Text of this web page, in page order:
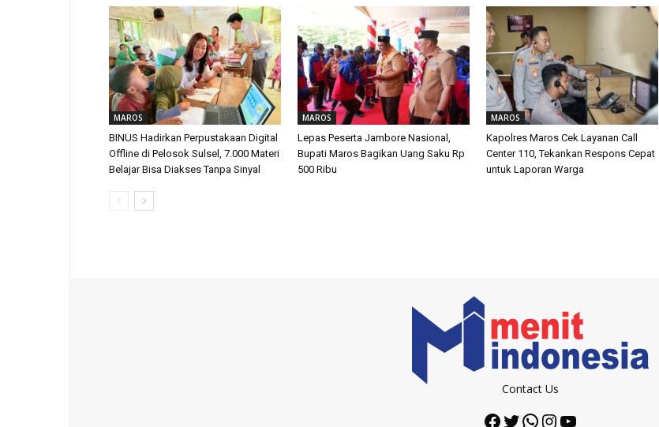
MAROS
BINUS Hadirkan Perpustakaan Digital
Offline di Pelosok Sulsel, 7.000 Materi
Belajar Bisa Diakses Tanpa Sinyal
MAROS
Lepas Peserta Jambore Nasional,
Bupati Maros Bagikan Uang Saku Rp
500 Ribu
MAROS
Kapolres Maros Cek Layanan Call
Center 110, Tekankan Respons Cepat
untuk Laporan Warga
Contact Us
Facebook
Twitter
WhatsApp
Instagram
YouTube